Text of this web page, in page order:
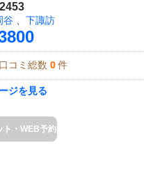
谷 下諏訪
コミ総数 0 件
ジを見る
ト・WEB予約